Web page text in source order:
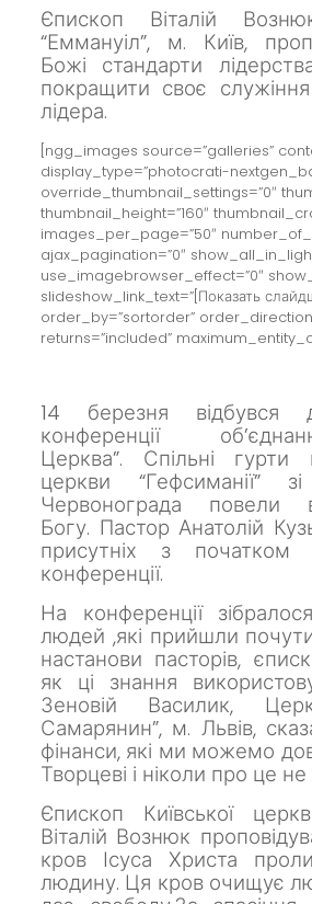
Єпископ Віталій
“Еммануіл”, м. Київ,
Божі стандарти
покращити своє служіння
лідера.
[ngg_images source=”galleries”
display_type=”photocrati-
override_thumbnail_settings=”0″
thumbnail_height=”160″
images_per_page=”50″
ajax_pagination=”0″
use_imagebrowser_effect=”0″
slideshow_link_text=”[Показать
order_by=”sortorder”
returns=”included”
14 березня відбувся
конференції
Церква”. Спільні гурти
церкви “Гефсиманії”
Червонограда повели
Богу. Пастор Анатолій
присутніх з початком
конференції.
На конференції
людей ,які прийшли
настанови пасторів,
як ці знання
Зеновій Василик,
Самарянин”, м. Львів,
фінанси, які ми можемо
Творцеві і ніколи про це
Єпископ Київської
Віталій Вознюк
кров Ісуса Христа
людину. Ця кров очищує